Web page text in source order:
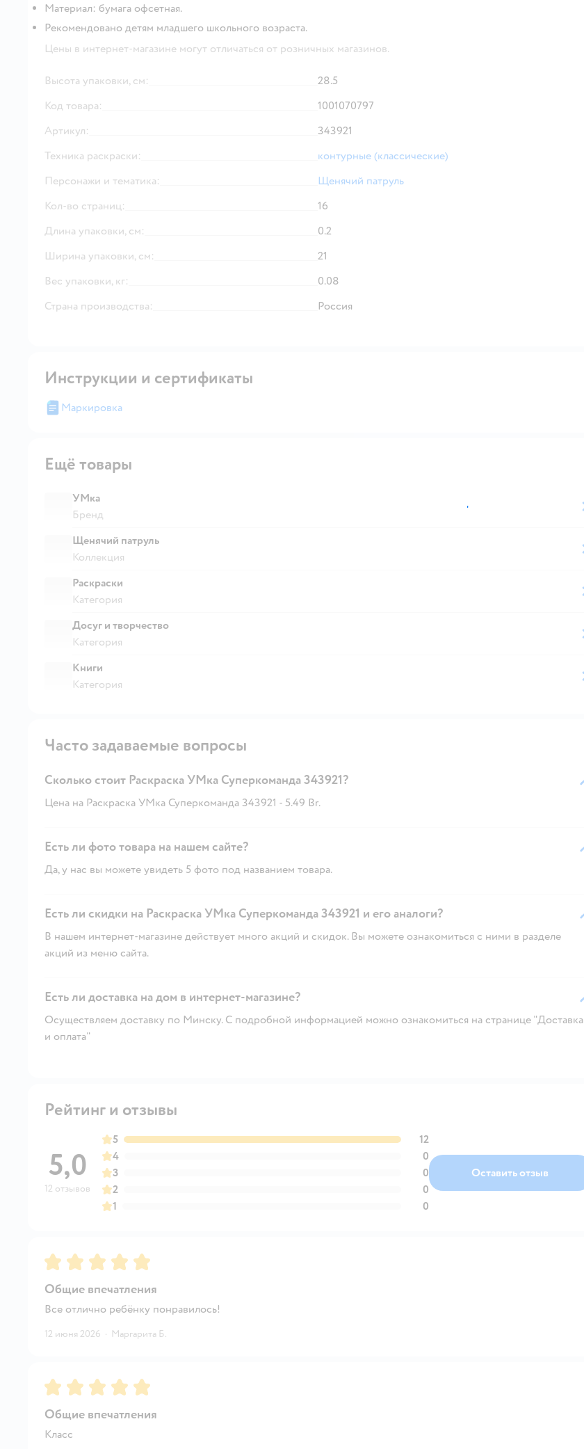
Материал: бумага офсетная.
Рекомендовано детям младшего школьного возраста.
Цены в интернет-магазине могут отличаться от розничных магазинов.
Высота упаковки, см:
28.5
Код товара:
1001070797
Артикул:
343921
Техника раскраски:
контурные (классические)
Персонажи и тематика:
Щенячий патруль
Кол-во страниц:
16
Длина упаковки, см:
0.2
Ширина упаковки, см:
21
Вес упаковки, кг:
0.08
Страна производства:
Россия
Инструкции и сертификаты
Маркировка
Ещё товары
УМка
Бренд
Щенячий патруль
Коллекция
Раскраски
Категория
Досуг и творчество
Категория
Книги
Категория
Часто задаваемые вопросы
Сколько стоит Раскраска УМка Суперкоманда 343921?
Цена на Раскраска УМка Суперкоманда 343921 - 5.49 Br.
Есть ли фото товара на нашем сайте?
Да, у нас вы можете увидеть 5 фото под названием товара.
Есть ли скидки на Раскраска УМка Суперкоманда 343921 и его аналоги?
В нашем интернет-магазине действует много акций и скидок. Вы можете ознакомиться с ними в разделе
акций из меню сайта.
Есть ли доставка на дом в интернет-магазине?
Осуществляем доставку по Минску. С подробной информацией можно ознакомиться на странице "Доставка
и оплата"
Рейтинг и отзывы
5,0
12 отзывов
5
12
4
0
3
0
2
0
1
0
Оставить отзыв
Рейтинг:5
Общие впечатления
Все отлично ребёнку понравилось!
12 июня 2026 · Маргарита Б.
Рейтинг:5
Общие впечатления
Класс